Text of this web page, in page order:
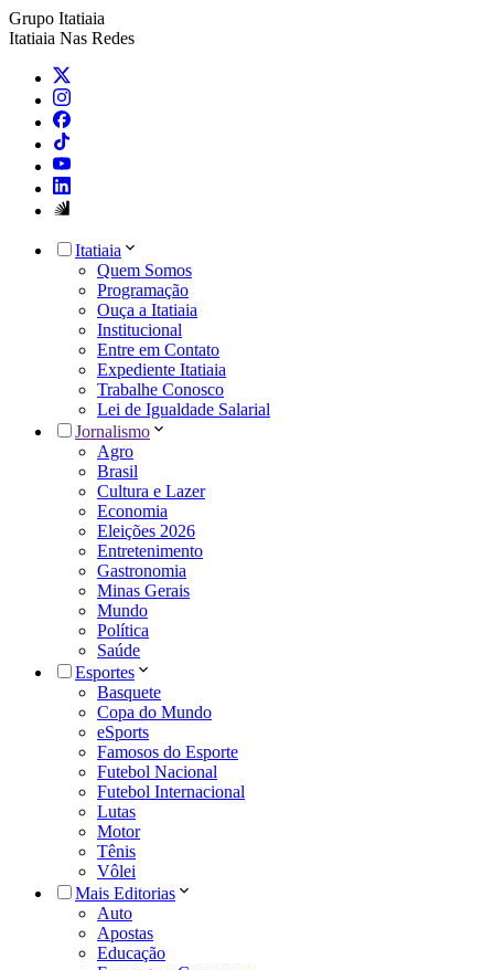
Grupo Itatiaia
Itatiaia Nas Redes
Itatiaia
Quem Somos
Programação
Ouça a Itatiaia
Institucional
Entre em Contato
Expediente Itatiaia
Trabalhe Conosco
Lei de Igualdade Salarial
Jornalismo
Agro
Brasil
Cultura e Lazer
Economia
Eleições 2026
Entretenimento
Gastronomia
Minas Gerais
Mundo
Política
Saúde
Esportes
Basquete
Copa do Mundo
eSports
Famosos do Esporte
Futebol Nacional
Futebol Internacional
Lutas
Motor
Tênis
Vôlei
Mais Editorias
Auto
Apostas
Educação